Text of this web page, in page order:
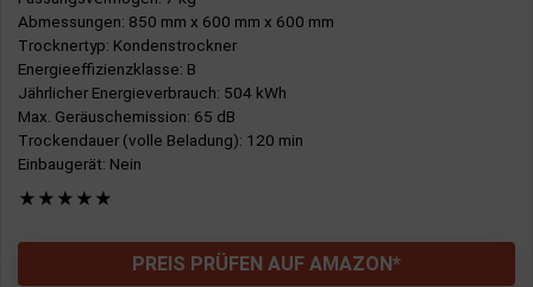
Abmessungen: 850 mm x 600 mm x 600 mm
Trocknertyp: Kondenstrockner
Energieeffizienzklasse: B
Jährlicher Energieverbrauch: 504 kWh
Max. Geräuschemission: 65 dB
Trockendauer (volle Beladung): 120 min
Einbaugerät: Nein
★ ★ ★ ★ ★
PREIS PRÜFEN AUF AMAZON*